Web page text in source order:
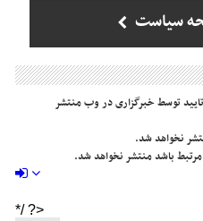
سیاست
توسط خبرگزاری در وب منتشر
نخواهد شد.
مرتبط باشد منتشر نخواهد شد.